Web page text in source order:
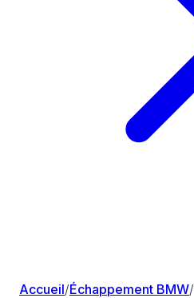
Accueil/Échappement BMW/